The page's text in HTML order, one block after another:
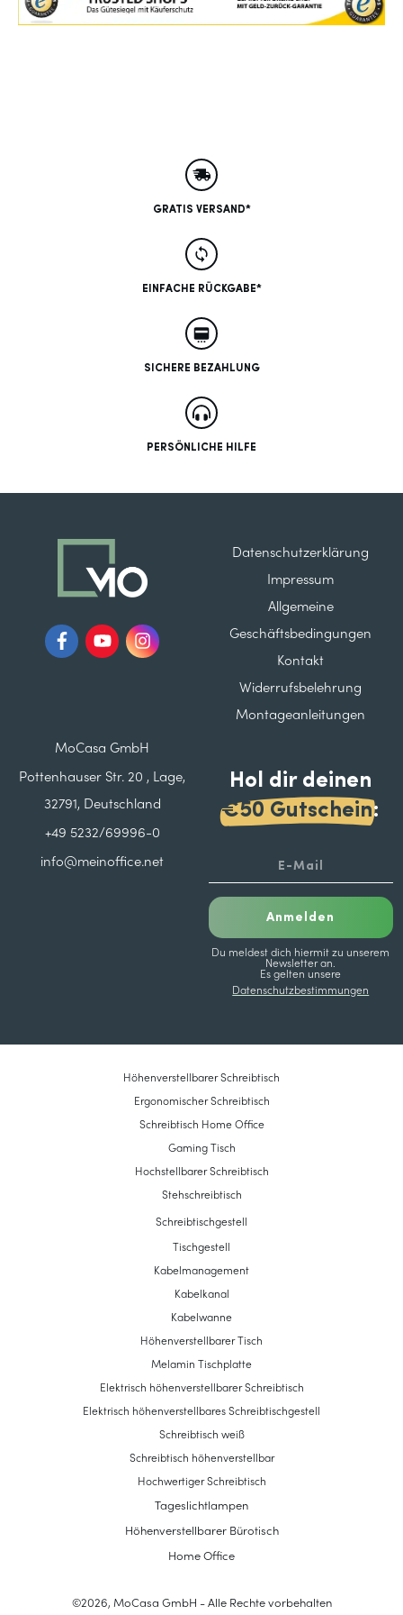
GRATIS VERSAND*
EINFACHE RÜCKGABE*
SICHERE BEZAHLUNG
PERSÖNLICHE HILFE
Datenschutzerklärung
Impressum
Allgemeine
Geschäftsbedingungen
Kontakt
Widerrufsbelehrung
Montageanleitungen
MoCasa GmbH
Pottenhauser Str. 20 , Lage,
32791, Deutschland
+49 5232/69996-0
info@meinoffice.net
Hol dir deinen
€50 Gutschein:
Anmelden
Du meldest dich hiermit zu unserem
Newsletter an.
Es gelten unsere
Datenschutzbestimmungen
Höhenverstellbarer Schreibtisch
Ergonomischer Schreibtisch
Schreibtisch Home Office
Gaming Tisch
Hochstellbarer Schreibtisch
Stehschreibtisch
Schreibtischgestell
Tischgestell
Kabelmanagement
Kabelkanal
Kabelwanne
Höhenverstellbarer Tisch
Melamin Tischplatte
Elektrisch höhenverstellbarer Schreibtisch
Elektrisch höhenverstellbares Schreibtischgestell
Schreibtisch weiß
Schreibtisch höhenverstellbar
Hochwertiger Schreibtisch
Tageslichtlampen
Höhenverstellbarer Bürotisch
Home Office
©2026, MoCasa GmbH - Alle Rechte vorbehalten